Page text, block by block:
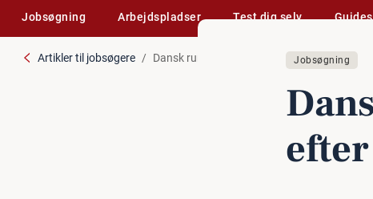
Jobsøgning Arbejdspladser Test dig selv Guides
Artikler til jobsøgere Dansk rumfirma tørster efter arbejdskraft
Jobsøgning